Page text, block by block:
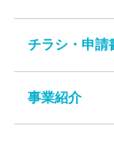
チラシ・申請
事業紹介